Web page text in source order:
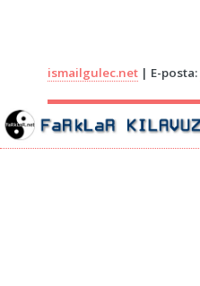
ismailgulec.net | E-posta: